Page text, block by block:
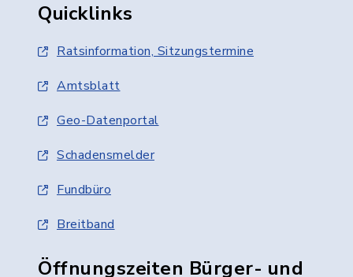
Quicklinks
Ratsinformation, Sitzungstermine
Amtsblatt
Geo-Datenportal
Schadensmelder
Fundbüro
Breitband
Öffnungszeiten Bürger- und